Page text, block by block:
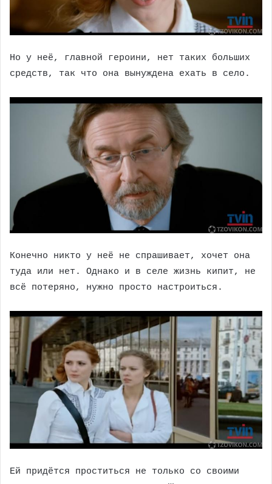
Но у неё, главной героини, нет таких больших
средств, так что она вынуждена ехать в село.
Конечно никто у неё не спрашивает, хочет она
туда или нет. Однако и в селе жизнь кипит, не
всё потеряно, нужно просто настроиться.
Ей придётся проститься не только со своими